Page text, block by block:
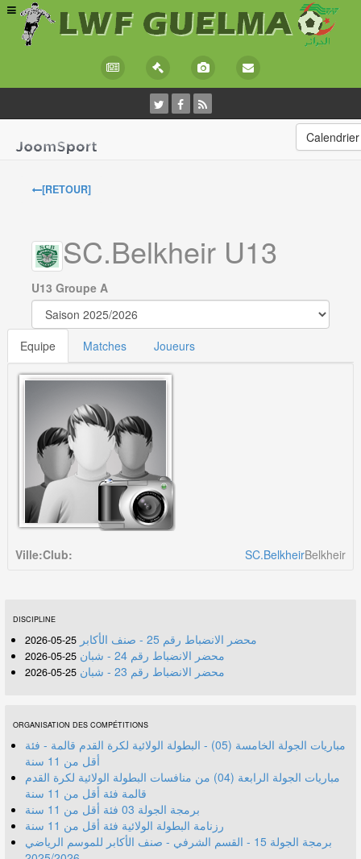
Calendrier
[RETOUR]
SC.Belkheir U13
U13 Groupe A
Equipe Matches Joueurs
Ville: Belkheir
Club: SC.Belkheir
DISCIPLINE
محضر الانضباط رقم 25 - صنف الأكابر 25-05-2026
محضر الانضباط رقم 24 - شبان 25-05-2026
محضر الانضباط رقم 23 - شبان 25-05-2026
ORGANISATION DES COMPÉTITIONS
مباريات الجولة الخامسة (05) - البطولة الولائية لكرة القدم قالمة - فئة
أقل من 11 سنة
مباريات الجولة الرابعة (04) من منافسات البطولة الولائية لكرة القدم
قالمة فئة أقل من 11 سنة
برمجة الجولة 03 فئة أقل من 11 سنة
رزنامة البطولة الولائية فئة أقل من 11 سنة
برمجة الجولة 15 - القسم الشرفي - صنف الأكابر للموسم الرياضي